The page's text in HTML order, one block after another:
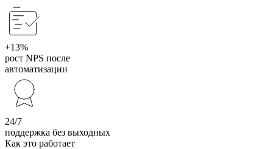
+13%
рост NPS после
автоматизации
24/7
поддержка без выходных
Как это работает